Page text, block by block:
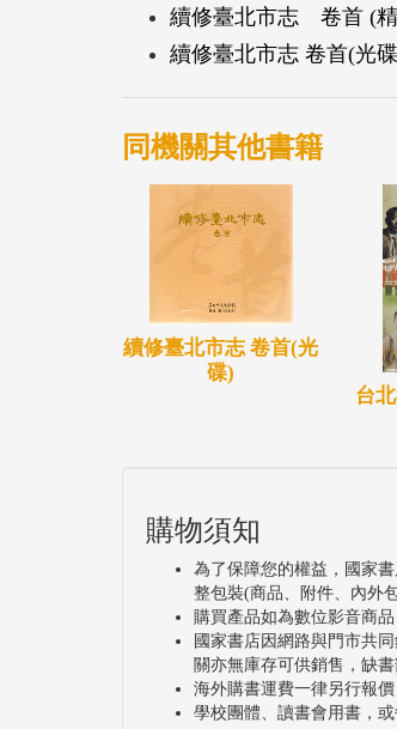
續修臺北市志 卷首 (
續修臺北市志 卷首(光
同機關其他書籍
續修臺北市志 卷首(光
碟)
台
購物須知
為了保障您的權益，國家
整包裝(商品、附件、內外
購買產品如為數位影音商
國家書店因網路與門市共
關亦無庫存可供銷售，缺
海外購書運費一律另行報
學校團體、讀書會用書，